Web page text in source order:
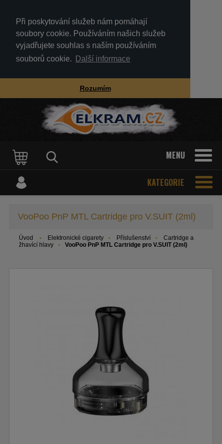
Při poskytování služeb nám pomáhají
soubory cookie. Používáním našich služeb
vyjadřujete souhlas s naším používáním
souborů cookie.
Další informace
Rozumím
MENU
KATEGORIE
VooPoo PnP MTL Cartridge pro V.SUIT (2ml)
Úvod Elektronické cigarety Příslušenství
Cartridge a
žhavící hlavy
VooPoo PnP MTL Cartridge pro V.SUIT (2ml)